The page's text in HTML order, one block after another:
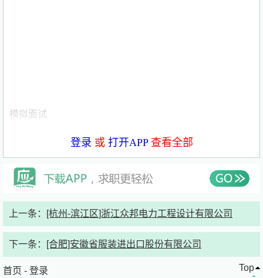
模拟面试
发布时间：2026年6月11日
职位描述
岗位职责：
工作职责
（一）客户关系维护
登录 或 打开APP查看全部
上一条： [杭州-滨江区]浙江众邦电力工程设计有限公司
下一条： [合肥]安徽省服装进出口股份有限公司
首页 - 登录 Top